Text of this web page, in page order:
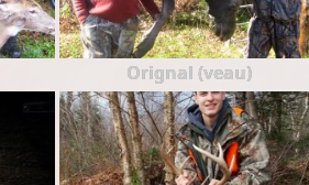
Orignal (veau)